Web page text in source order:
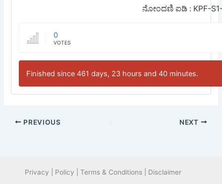
ನೋಂದಣಿ ಐಡಿ : KPF-
0
VOTES
Finished since 461 days, 23 hours and 40 minutes.
PREVIOUS NEXT
Privacy | Policy | Terms & Conditions | Disclaimer